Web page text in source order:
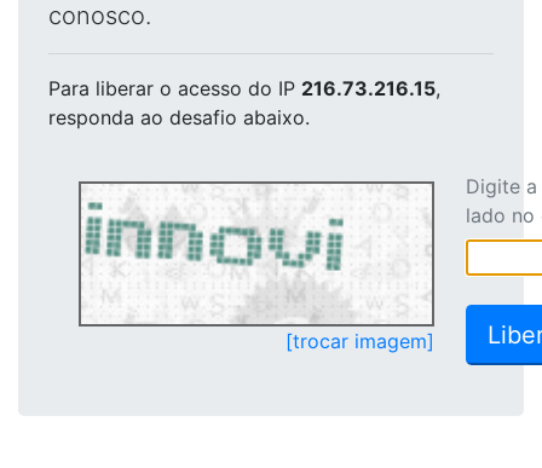
conosco.
Para liberar o acesso do IP 216.73.216.15,
responda ao desafio abaixo.
[trocar imagem]
Digite
lado no